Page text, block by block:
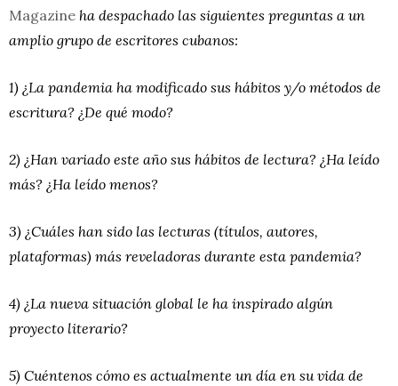
Magazine ha despachado las siguientes preguntas a un
amplio grupo de escritores cubanos:
1) ¿La pandemia ha modificado sus hábitos y/o métodos de
escritura? ¿De qué modo?
2) ¿Han variado este año sus hábitos de lectura? ¿Ha leído
más? ¿Ha leído menos?
3) ¿Cuáles han sido las lecturas (títulos, autores,
plataformas) más reveladoras durante esta pandemia?
4) ¿La nueva situación global le ha inspirado algún
proyecto literario?
5) Cuéntenos cómo es actualmente un día en su vida de